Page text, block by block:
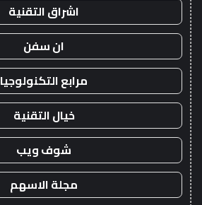
اشراق التقنية
ان سفن
مرابع التكنولوجيا
خيال التقنية
شوف ويب
مجلة الاسهم